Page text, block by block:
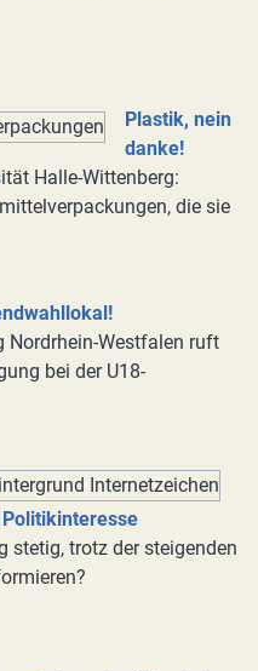
Plastik, nein
danke!
Halle-Wittenberg:
die sie
Nordrhein-Westfalen ruft
bei der U18-
stetig, trotz der steigenden